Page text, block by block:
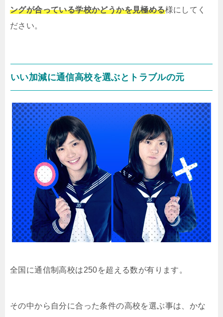
ングが合っている学校かどうかを見極める様にしてく
ださい。
いい加減に通信高校を選ぶとトラブルの元
全国に通信制高校は250を超える数が有ります。
その中から自分に合った条件の高校を選ぶ事は、かな